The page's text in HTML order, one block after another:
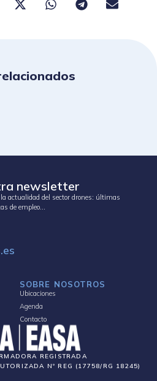
newsletter
la actualidad del sector drones: últimas
de empleo…
SOBRE NOSOTROS
Ubicaciones
Agenda
Contacto
REGISTRADA
Nº REG (17758/RG 18245)